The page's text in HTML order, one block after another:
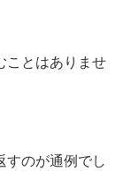
ことはありませ
すのが通例でし